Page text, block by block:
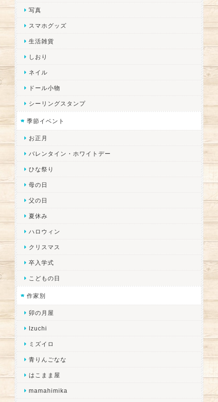
写真
スマホグッズ
生活雑貨
しおり
ネイル
ドール小物
シーリングスタンプ
季節イベント
お正月
バレンタイン・ホワイトデー
ひな祭り
母の日
父の日
夏休み
ハロウィン
クリスマス
卒入学式
こどもの日
作家別
卯の月屋
Izuchi
ミズイロ
青りんごなな
はこまま屋
mamahimika